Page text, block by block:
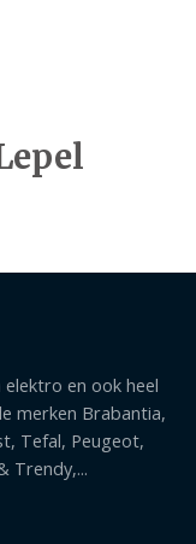
en ook heel
merken Brabantia,
Tefal, Peugeot,
Trendy,...